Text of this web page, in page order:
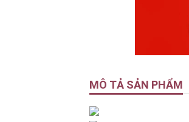
MÔ TẢ SẢN PHẨM